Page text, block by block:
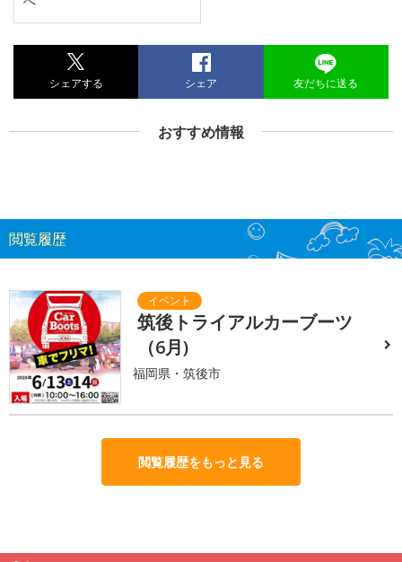
シェアする シェア 友だちに送る
おすすめ情報
閲覧履歴
筑後トライアルカーブーツ
（6月)
福岡県・筑後市
閲覧履歴をもっと見る